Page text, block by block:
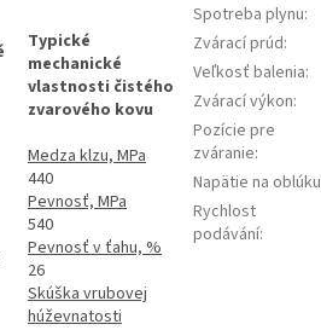
Typické
mechanické
vlastnosti čistého
zvarového kovu
Medza klzu, MPa
440
Pevnosť, MPa
540
Pevnosť v ťahu, %
26
Skúška vrubovej
húževnatosti
Spotreba plynu:
Zvárací prúd:
Veľkosť balenia:
Zvárací výkon:
Pozície pre
zváranie:
Napätie na oblúku
Rychlost
podávání: